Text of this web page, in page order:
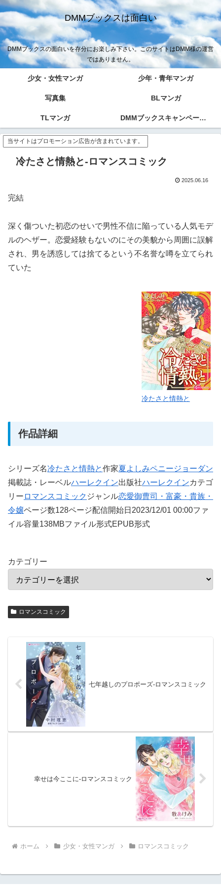
DMMブックスは面白い
DMMブックスの面白いを存分にお楽しみ下さい。このサイトはDMM様の運営
ではありません。
少女・女性マンガ 少年・青年マンガ
写真集 BLマンガ
TLマンガ DMMブックスキャンペーン！！
当サイトはプロモーション広告が含まれています。
冷たさと情熱と-ロマンスコミック
2025.06.16
完結
深く傷ついた初恋のせいで男性不信に陥っている人気モデ
ルのヘザー。恋愛経験もないのにその美貌から周囲に誤解
され、男を誘惑しては捨てるという不名誉な噂を立てられ
ていた
冷たさと情熱と
作品詳細
シリーズ名冷たさと情熱と作家夏よしみペニージョーダン
掲載誌・レーベルハーレクイン出版社ハーレクインカテゴ
リー ロマンスコミック ジャンル恋愛御曹司・富豪・貴族・
令嬢ページ数128ページ配信開始日2023/12/01 00:00ファ
イル容量138MBファイル形式EPUB形式
カテゴリー
ロマンスコミック
七年越しのプロポーズ-ロマンスコミック
幸せは今ここに-ロマンスコミック
ホーム 少女・女性マンガ ロマンスコミック